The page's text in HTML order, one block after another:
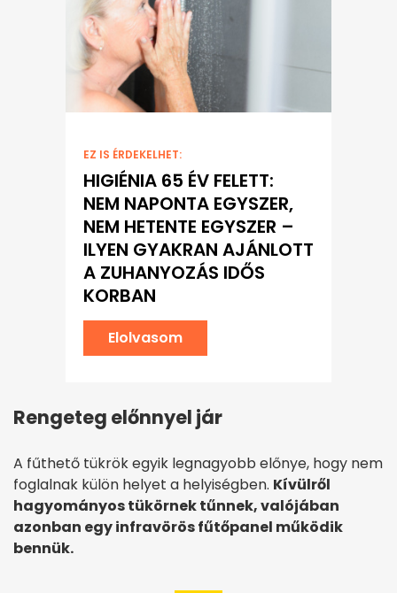
EZ IS ÉRDEKELHET:
HIGIÉNIA 65 ÉV FELETT:
NEM NAPONTA EGYSZER,
NEM HETENTE EGYSZER –
ILYEN GYAKRAN AJÁNLOTT
A ZUHANYOZÁS IDŐS
KORBAN
Elolvasom
Rengeteg előnnyel jár
A fűthető tükrök egyik legnagyobb előnye, hogy nem
foglalnak külön helyet a helyiségben. Kívülről
hagyományos tükörnek tűnnek, valójában
azonban egy infravörös fűtőpanel működik
bennük.